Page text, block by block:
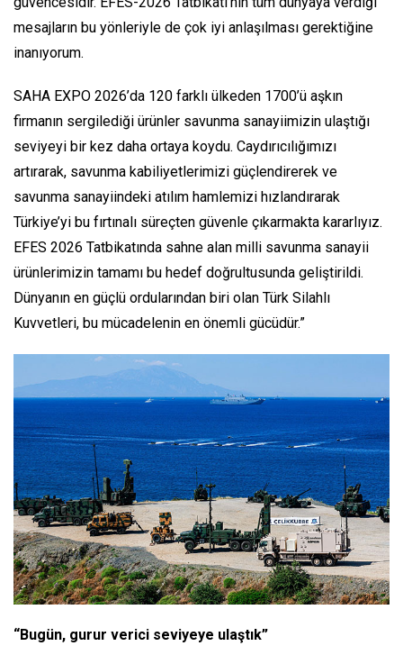
mesajların bu yönleriyle de çok iyi anlaşılması gerektiğine
inanıyorum.
SAHA EXPO 2026’da 120 farklı ülkeden 1700’ü aşkın
firmanın sergilediği ürünler savunma sanayiimizin ulaştığı
seviyeyi bir kez daha ortaya koydu. Caydırıcılığımızı
artırarak, savunma kabiliyetlerimizi güçlendirerek ve
savunma sanayiindeki atılım hamlemizi hızlandırarak
Türkiye’yi bu fırtınalı süreçten güvenle çıkarmakta kararlıyız.
EFES 2026 Tatbikatında sahne alan milli savunma sanayii
ürünlerimizin tamamı bu hedef doğrultusunda geliştirildi.
Dünyanın en güçlü ordularından biri olan Türk Silahlı
Kuvvetleri, bu mücadelenin en önemli gücüdür.”
“Bugün, gurur verici seviyeye ulaştık”